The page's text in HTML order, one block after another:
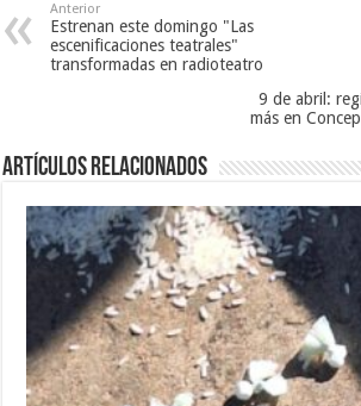
Anterior
Estrenan este domingo "Las
escenificaciones teatrales"
transformadas en radioteatro
9 de abril:
más en
Artículos Relacionados